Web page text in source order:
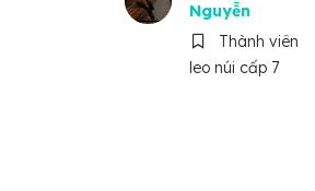
Nguyễn
Thành viên
leo núi cấp 7